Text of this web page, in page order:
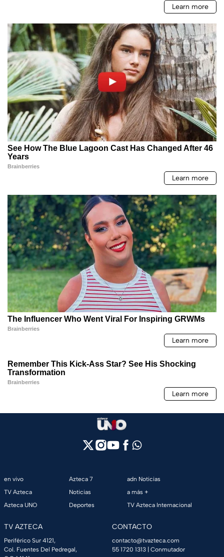
en vivo
TV Azteca
Azteca UNO
Azteca 7
Noticias
Deportes
adn Noticias
a más +
TV Azteca Internacional
TV AZTECA
Periférico Sur 4121,
Col. Fuentes Del Pedregal,
CONTACTO
contacto@tvazteca.com
55 1720 1313 | Conmutador